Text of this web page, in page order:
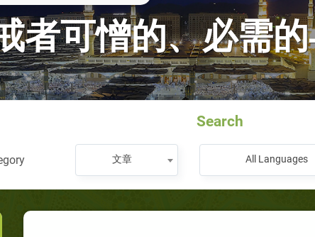
者可憎的、必需
Search
文章 All Languages